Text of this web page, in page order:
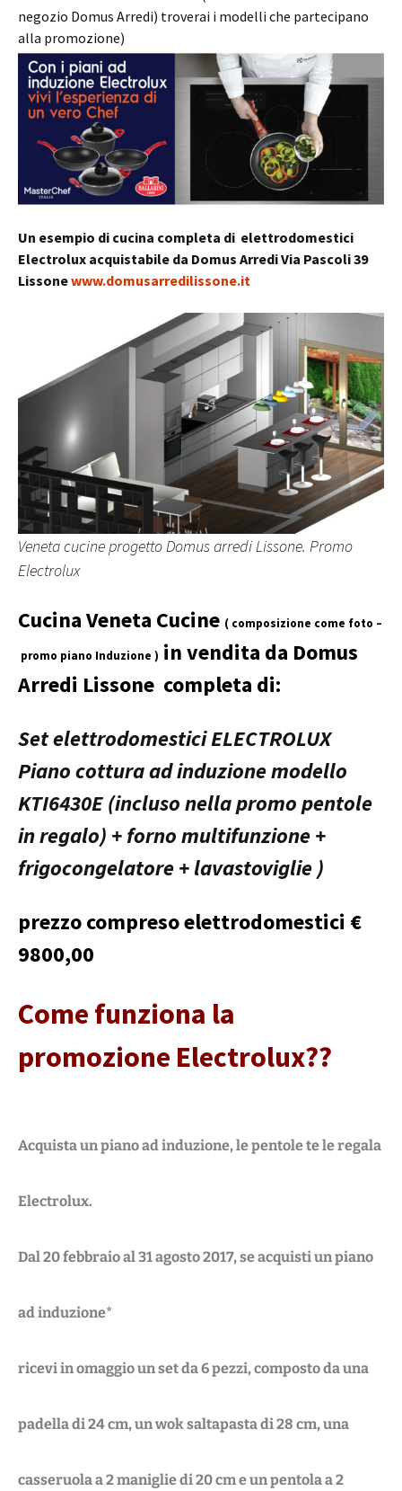
negozio Domus Arredi) troverai i modelli che partecipano
alla promozione)
Un esempio di cucina completa di elettrodomestici
Electrolux acquistabile da Domus Arredi Via Pascoli 39
Lissonewww.domusarredilissone.it
Veneta cucine progetto Domus arredi Lissone. Promo
Electrolux
Cucina Veneta Cucine ( composizione come foto –
promo piano Induzione ) in vendita da Domus
Arredi Lissone completa di:
Set elettrodomestici ELECTROLUX
Piano cottura ad induzione modello
KTI6430E (incluso nella promo pentole
in regalo) + forno multifunzione +
frigocongelatore + lavastoviglie )
prezzo compreso elettrodomestici €
9800,00
Come funziona la
promozione Electrolux??
Acquista un piano ad induzione, le pentole te le regala
Electrolux.
Dal 20 febbraio al 31 agosto 2017, se acquisti un piano
ad induzione*
ricevi in omaggio un set da 6 pezzi, composto da una
padella di 24 cm, un wok saltapasta di 28 cm, una
casseruola a 2 maniglie di 20 cm e un pentola a 2